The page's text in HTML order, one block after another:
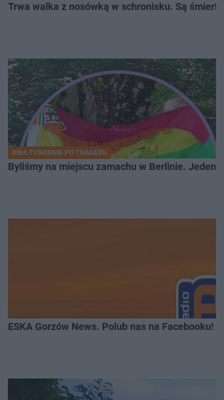
Trwa walka z nosówką w schronisku. Są
DWA TYGODNIE PO TRAGEDII
Byliśmy na miejscu zamachu w Berlinie. Jeden
ESKA Gorzów News. Polub nas na Facebooku!